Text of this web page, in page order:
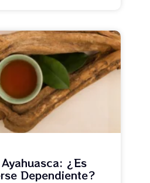
¿Es
Dependiente?